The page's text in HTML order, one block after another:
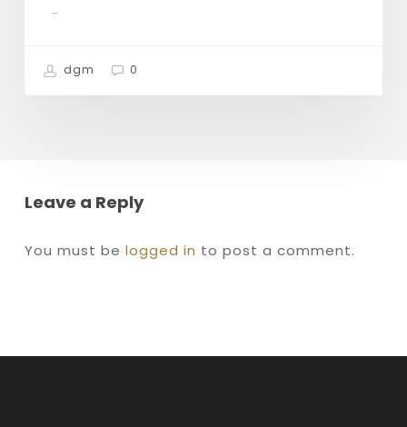
…
dgm 0
Leave a Reply
You must be logged in to post a comment.